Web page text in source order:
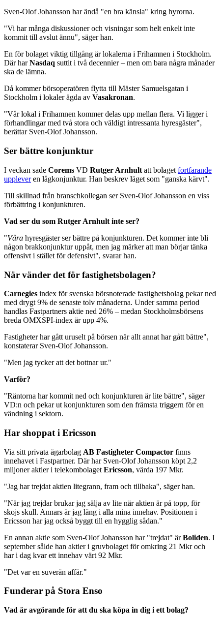
Sven-Olof Johansson har ändå "en bra känsla" kring hyrorna.
"Vi har många diskussioner och visningar som helt enkelt inte
kommit till avslut ännu", säger han.
En för bolaget viktig tillgång är lokalerna i Frihamnen i Stockholm.
Där harNasdaq suttit i två decennier – men om bara några månader
ska de lämna.
Då kommer börsoperatören flytta till Mäster Samuelsgatan i
Stockholm i lokaler ägda av Vasakronan.
"Vår lokal i Frihamnen kommer delas upp mellan flera. Vi ligger i
förhandlingar med två stora och väldigt intressanta hyresgäster",
berättar Sven-Olof Johansson.
Ser bättre konjunktur
I veckan sade Corems VD Rutger Arnhult att bolaget fortfarande
uppleveren lågkonjunktur. Han beskrev läget som "ganska kärvt".
Till skillnad från branschkollegan ser Sven-Olof Johansson en viss
förbättring i konjunkturen.
Vad ser du som Rutger Arnhult inte ser?
"Våra hyresgäster ser bättre på konjunkturen. Det kommer inte bli
någon brakkonjunktur uppåt, men jag märker att man börjar tänka
offensivt i stället för defensivt", svarar han.
När vänder det för fastighetsbolagen?
Carnegies index för svenska börsnoterade fastighetsbolag pekar ned
med drygt 9% de senaste tolv månaderna. Under samma period
handlas Fastpartners aktie ned 26% – medan Stockholmsbörsens
breda OMXSPI-index är upp 4%.
Fastigheter har gått uruselt på börsen när allt annat har gått bättre",
konstaterar Sven-Olof Johansson.
"Men jag tycker att det bottnar ur."
Varför?
"Räntorna har kommit ned och konjunkturen är lite bättre", säger
VD:n och pekar ut konjunkturen som den främsta triggern för en
vändning i sektorn.
Har shoppat i Ericsson
Via sitt privata ägarbolag AB Fastigheter Compactor finns
innehavet i Fastpartner. Där har Sven-Olof Johansson köpt 2,2
miljoner aktier i telekombolaget Ericsson, värda 197 Mkr.
"Jag har trejdat aktien litegrann, fram och tillbaka", säger han.
"När jag trejdar brukar jag sälja av lite när aktien är på topp, för
skojs skull. Annars är jag lång i alla mina innehav. Positionen i
Ericsson har jag också byggt till en hygglig sådan."
En annan aktie som Sven-Olof Johansson har "trejdat" ärBoliden. I
september sålde han aktier i gruvbolaget för omkring 21 Mkr och
har i dag kvar ett innehav värt 92 Mkr.
"Det var en suverän affär."
Funderar på Stora Enso
Vad är avgörande för att du ska köpa in dig i ett bolag?